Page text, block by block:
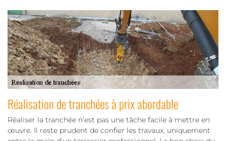
Réalisation de tranchées à prix abordable
Réaliser la tranchée n’est pas une tâche facile à mettre en
œuvre. Il reste prudent de confier les travaux, uniquement